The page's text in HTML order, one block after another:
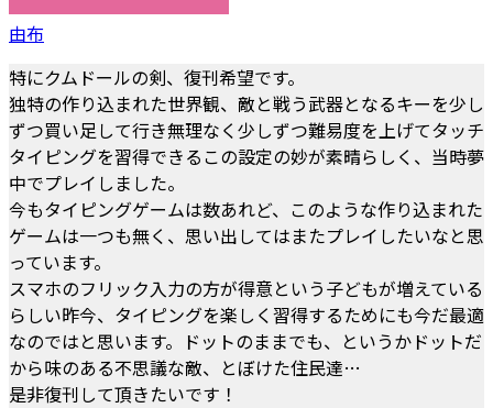
由布
特にクムドールの剣、復刊希望です。
独特の作り込まれた世界観、敵と戦う武器となるキーを少し
ずつ買い足して行き無理なく少しずつ難易度を上げてタッチ
タイピングを習得できるこの設定の妙が素晴らしく、当時夢
中でプレイしました。
今もタイピングゲームは数あれど、このような作り込まれた
ゲームは一つも無く、思い出してはまたプレイしたいなと思
っています。
スマホのフリック入力の方が得意という子どもが増えている
らしい昨今、タイピングを楽しく習得するためにも今だ最適
なのではと思います。ドットのままでも、というかドットだ
から味のある不思議な敵、とぼけた住民達…
是非復刊して頂きたいです！